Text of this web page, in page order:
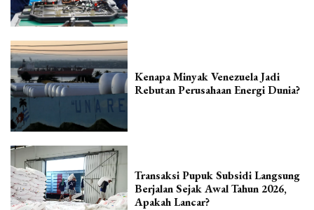
Kenapa Minyak Venezuela Jadi
Rebutan Perusahaan Energi Dunia?
Transaksi Pupuk Subsidi Langsung
Berjalan Sejak Awal Tahun 2026,
Apakah Lancar?